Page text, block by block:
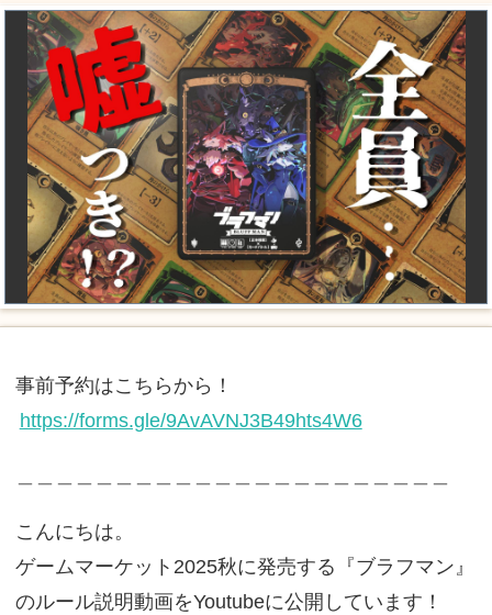
事前予約はこちらから！
https://forms.gle/9AvAVNJ3B49hts4W6
こんにちは。
ゲームマーケット2025秋に発売する『ブラフマン』
のルール説明動画をYoutubeに公開しています！